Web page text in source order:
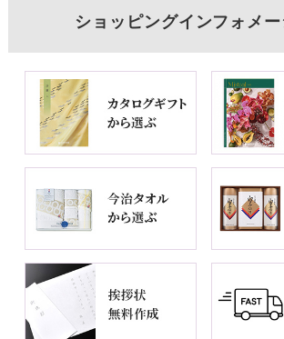
ショッピングインフォメ